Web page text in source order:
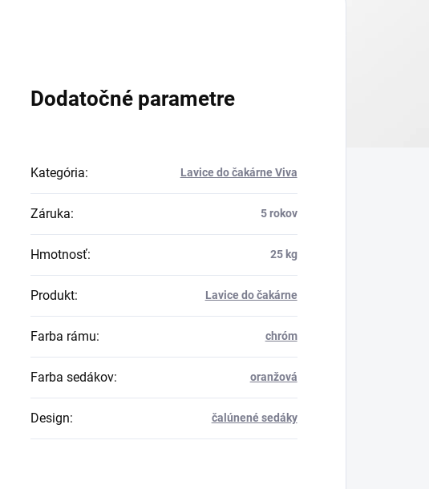
Dodatočné parametre
Kategória: Lavice do čakárne Viva
Záruka: 5 rokov
Hmotnosť: 25 kg
Produkt: Lavice do čakárne
Farba rámu: chróm
Farba sedákov: oranžová
Design: čalúnené sedáky